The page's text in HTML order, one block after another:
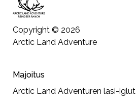
Copyright © 2026
Arctic Land Adventure
Majoitus
Arctic Land Adventuren lasi-iglut